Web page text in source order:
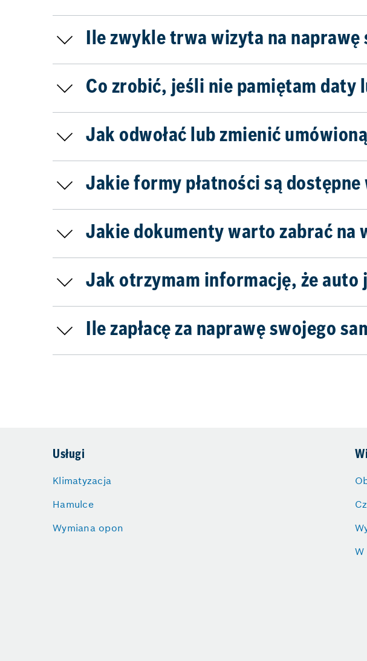
Ile zwykle trwa wizyta na naprawę
Co zrobić, jeśli nie pamiętam daty
Jak odwołać lub zmienić
Jakie formy płatności są dostępne
Jakie dokumenty warto zabrać na
Jak otrzymam informację, że auto
Ile zapłacę za naprawę swojego
Usługi
Klimatyzacja
Hamulce
Wymiana opon